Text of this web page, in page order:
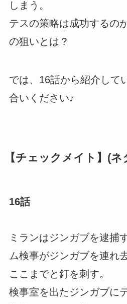
しまう。
テスの策略は成功するの
の狙いとは？
では、16話から紹介して
合いください♪
【チェックメイト】(
16話
ミランはジンガブを逮捕
ム検事がジンガブを連れ
ここまでと釘を刺す。
検事室を出たジンガブに